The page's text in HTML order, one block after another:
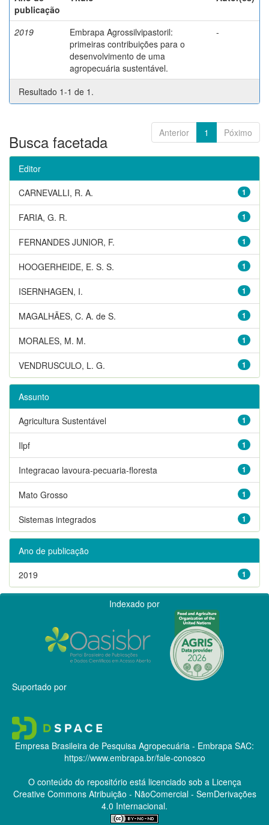
publicação
2019
Embrapa Agrossilvipastoril:
primeiras contribuições para o
desenvolvimento de uma
agropecuária sustentável.
-
Resultado 1-1 de 1.
Anterior 1 Póximo
Busca facetada
Editor
1
CARNEVALLI, R. A.
1
FARIA, G. R.
1
FERNANDES JUNIOR, F.
1
HOOGERHEIDE, E. S. S.
1
ISERNHAGEN, I.
1
MAGALHÃES, C. A. de S.
1
MORALES, M. M.
1
VENDRUSCULO, L. G.
Assunto
1
Agricultura Sustentável
1
Ilpf
1
Integracao lavoura-pecuaria-floresta
1
Mato Grosso
1
Sistemas integrados
Ano de publicação
1
2019
Indexado por
Suportado por
Empresa Brasileira de Pesquisa Agropecuária - Embrapa SAC:
https://www.embrapa.br/fale-conosco
O conteúdo do repositório está licenciado sob a Licença
Creative CommonsAtribuição - NãoComercial - SemDerivações
4.0 Internacional.